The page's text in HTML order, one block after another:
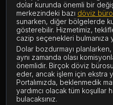
dolar kurunda önemli bir
merkezindeki bazı döviz
sunarken, diğer bölgelerde
gösterebilir. Hizmetimiz,
cazip seçenekleri bulmanıza
Dolar bozdurmayı
aynı zamanda olası
önemlidir. Birçok döviz
eder, ancak işlem için ekstra
Portalımızda, beklenmedik
yardımcı olacak tüm koşullar
bulacaksınız.